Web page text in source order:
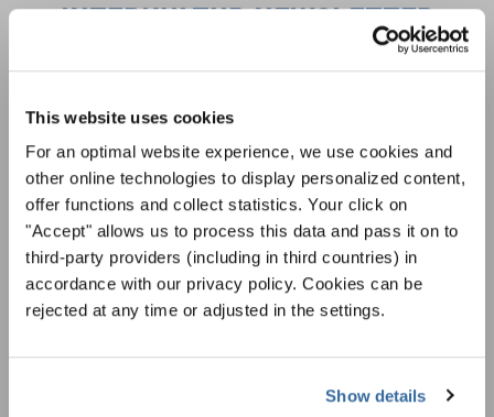
This website uses cookies
For an optimal website experience, we use cookies and
other online technologies to display personalized content,
offer functions and collect statistics. Your click on
"Accept" allows us to process this data and pass it on to
third-party providers (including in third countries) in
accordance with our privacy policy. Cookies can be
rejected at any time or adjusted in the settings.
Show details
Datenschutzhinweis
Um diesen Inhalt zu sehen, müssen Sie der erweiterten Datenschutzrichtlinie
zustimmen. Sie können diese Einstellung jederzeit in den Cookie-Einstellungen
ändern.
ZUSTIMMEN
INTERKULTUR NEWSLETTER
Besondere Veranstaltungshinweise und
Auftrittsmöglichkeiten bekommen Sie im
kostenlosen INTERKULTUR-Newsletter.
Ich bin mit dem Erhalt des Newsletters einverstanden und
akzeptiere dieDatenschutzbestimmungen.